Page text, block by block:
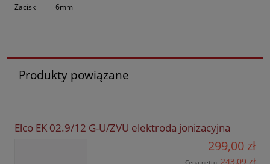
Zacisk 6mm
Produkty powiązane
Elco EK 02.9/12 G-U/ZVU elektroda jonizacyjna
299,00 zł
Cena netto: 243,09 zł